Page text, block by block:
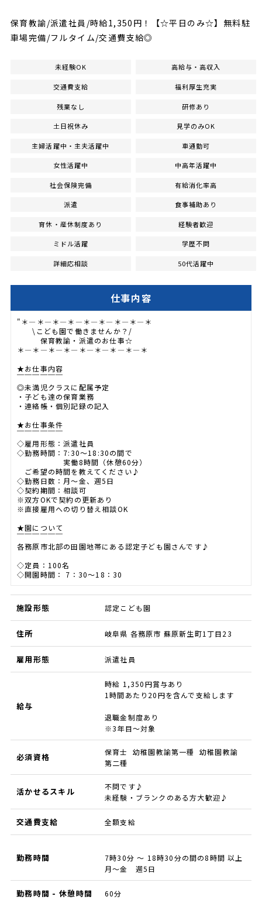
保育教諭/派遣社員/時給1,350円！【☆平日のみ☆】無料駐
車場完備/フルタイム/交通費支給◎
未経験OK 高給与・高収入
交通費支給 福利厚生充実
残業なし 研修あり
土日祝休み 見学のみOK
主婦活躍中・主夫活躍中 車通勤可
女性活躍中 中高年活躍中
社会保険完備 有給消化率高
派遣 食事補助あり
育休・産休制度あり 経験者歓迎
ミドル活躍 学歴不問
詳細応相談 50代活躍中
仕事内容
"＊―＊―＊―＊―＊―＊―＊―＊―＊
\こども園で働きませんか？/
保育教諭・派遣のお仕事☆
＊―＊―＊―＊―＊―＊―＊―＊―＊
★お仕事内容
￣￣￣￣￣￣
◎未満児クラスに配属予定
・子ども達の保育業務
・連絡帳・個別記録の記入
★お仕事条件
￣￣￣￣￣￣
◇雇用形態：派遣社員
◇勤務時間：7:30～18:30の間で
実働8時間（休憩60分）
ご希望の時間を教えてください♪
◇勤務日数：月～金、週5日
◇契約期間：相談可
※双方OKで契約の更新あり
※直接雇用への切り替え相談OK
★園について
￣￣￣￣￣￣
各務原市北部の田園地帯にある認定子ども園さんです♪
◇定員：100名
◇開園時間： 7：30～18：30
施設形態 認定こども園
住所 岐阜県 各務原市 蘇原新生町1丁目23
雇用形態 派遣社員
給与
時給 1,350円賞与あり
1時間あたり20円を含んで支給します
退職金制度あり
※3年目～対象
必須資格
保育士 幼稚園教諭第一種 幼稚園教諭
第二種
活かせるスキル
不問です♪
未経験・ブランクのある方大歓迎♪
交通費支給 全額支給
勤務時間
7時30分 ～ 18時30分の間の8時間 以上
月～金 週5日
勤務時間 - 休憩時間 60分